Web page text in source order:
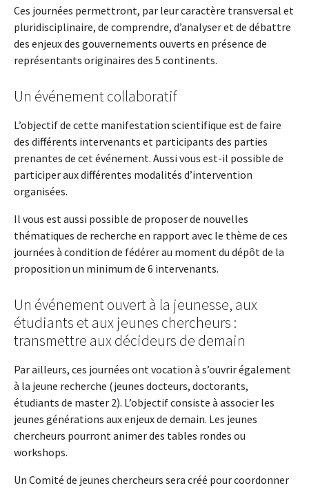
Ces journées permettront, par leur caractère transversal et
pluridisciplinaire, de comprendre, d’analyser et de débattre
des enjeux des gouvernements ouverts en présence de
représentants originaires des 5 continents.
Un événement collaboratif
L’objectif de cette manifestation scientifique est de faire
des différents intervenants et participants des parties
prenantes de cet événement. Aussi vous est-il possible de
participer aux différentes modalités d’intervention
organisées.
Il vous est aussi possible de proposer de nouvelles
thématiques de recherche en rapport avec le thème de ces
journées à condition de fédérer au moment du dépôt de la
proposition un minimum de 6 intervenants.
Un événement ouvert à la jeunesse, aux
étudiants et aux jeunes chercheurs :
transmettre aux décideurs de demain
Par ailleurs, ces journées ont vocation à s’ouvrir également
à la jeune recherche (jeunes docteurs, doctorants,
étudiants de master 2). L’objectif consiste à associer les
jeunes générations aux enjeux de demain. Les jeunes
chercheurs pourront animer des tables rondes ou
workshops.
Un Comité de jeunes chercheurs sera créé pour coordonner